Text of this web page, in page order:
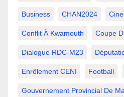
Business CHAN2024
Conflit À Kwamouth Coupe
Dialogue RDC-M23
Enrôlement CENI Football
Gouvernement Provincial De